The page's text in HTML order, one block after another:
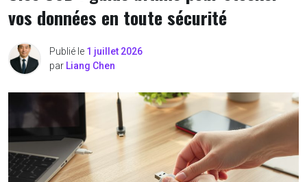
vos données en toute sécurité
Publié le 1 juillet 2026
par Liang Chen